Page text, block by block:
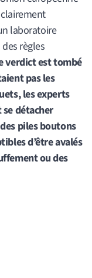
laboratoire
règles
verdict est tombé
pas les
les experts
détacher
piles boutons
d’être avalés
ou des